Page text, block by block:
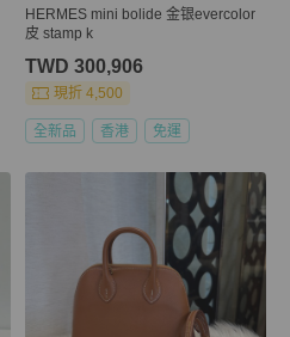
HERMES mini bolide 金银evercolor
皮 stamp k
TWD 300,906
現折 4,500
全新品 香港 免運